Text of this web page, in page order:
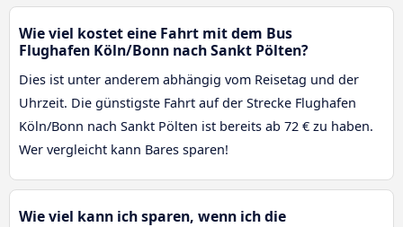
Wie viel kostet eine Fahrt mit dem Bus
Flughafen Köln/Bonn nach Sankt Pölten?
Dies ist unter anderem abhängig vom Reisetag und der
Uhrzeit. Die günstigste Fahrt auf der Strecke Flughafen
Köln/Bonn nach Sankt Pölten ist bereits ab 72 € zu haben.
Wer vergleicht kann Bares sparen!
Wie viel kann ich sparen, wenn ich die